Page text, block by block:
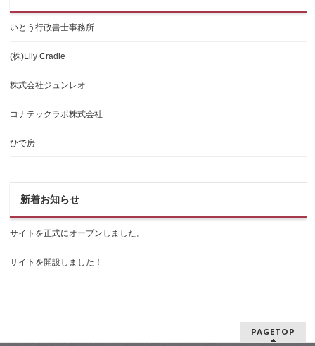
いとう行政書士事務所
(株)Lily Cradle
株式会社ジュンレオ
コナテックラボ株式会社
ひで房
新着お知らせ
サイトを正式にオープンしました。
サイトを開設しました！
PAGETOP